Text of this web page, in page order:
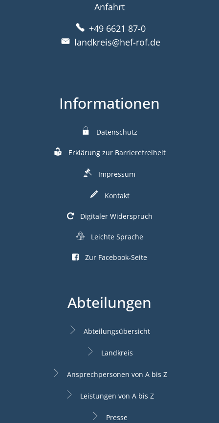
Anfahrt
+49 6621 87-0
landkreis@hef-rof.de
Informationen
Datenschutz
Erklärung zur Barrierefreiheit
Impressum
Kontakt
Digitaler Widerspruch
Leichte Sprache
Zur Facebook-Seite
Abteilungen
Abteilungsübersicht
Landkreis
Ansprechpersonen von A bis Z
Leistungen von A bis Z
Presse